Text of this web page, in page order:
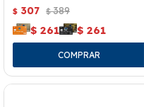
$ 307 $ 389
$ 261 $ 261